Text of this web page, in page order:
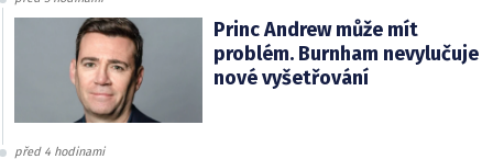
Princ Andrew může mít
problém. Burnham nevylučuje
nové vyšetřování
před 4 hodinami